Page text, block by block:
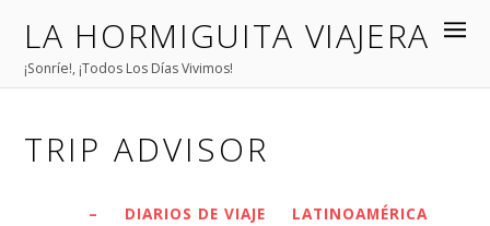
LA HORMIGUITA VIAJERA
¡Sonríe!, ¡Todos Los Días Vivimos!
TRIP ADVISOR
– DIARIOS DE VIAJE
LATINOAMÉRICA